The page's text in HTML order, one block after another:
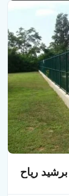
برشيد رياح